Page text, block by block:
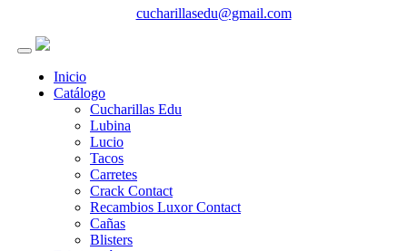
cucharillasedu@gmail.com
Inicio
Catálogo
Cucharillas Edu
Lubina
Lucio
Tacos
Carretes
Crack Contact
Recambios Luxor Contact
Cañas
Blisters